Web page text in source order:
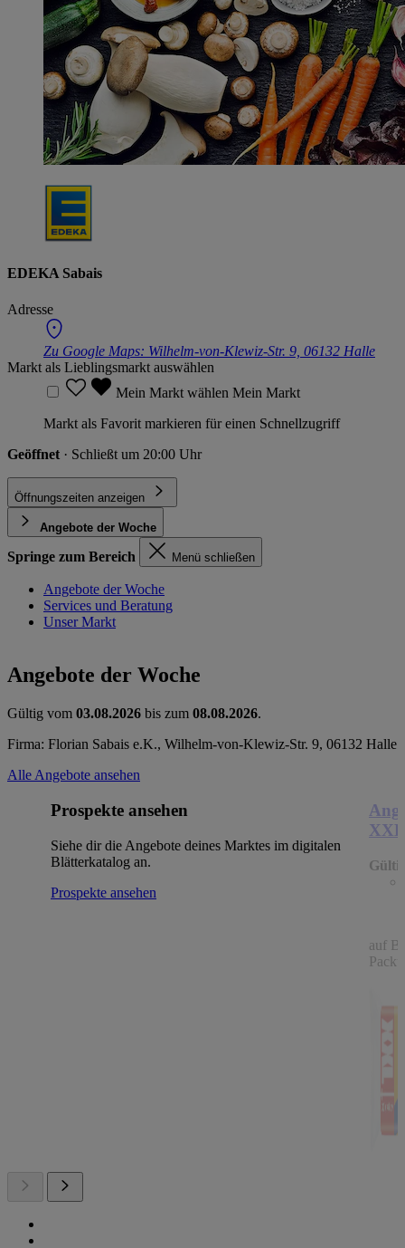
EDEKA Sabais
Adresse
Zu Google Maps: Wilhelm-von-Klewiz-Str. 9, 06132 Halle
Markt als Lieblingsmarkt auswählen
Mein Markt wählen Mein Markt
Markt als Favorit markieren für einen Schnellzugriff
Geöffnet · Schließt um 20:00 Uhr
Öffnungszeiten anzeigen
Angebote der Woche
Springe zum Bereich Menü schließen
Angebote der Woche
Services und Beratung
Unser Markt
Angebote der Woche
Gültig vom 03.08.2026 bis zum 08.08.2026.
Firma: Florian Sabais e.K., Wilhelm-von-Klewiz-Str. 9, 06132 Halle
Alle Angebote ansehen
Prospekte ansehen
Siehe dir die Angebote deines Marktes im digitalen
Blätterkatalog an.
Prospekte ansehen
XXL
auf